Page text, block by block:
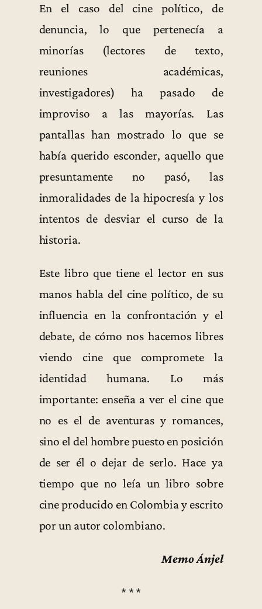
En el caso del cine político, de
denuncia, lo que pertenecía a
minorías (lectores de texto,
reuniones académicas,
investigadores) ha pasado de
improviso a las mayorías. Las
pantallas han mostrado lo que se
había querido esconder, aquello que
presuntamente no pasó, las
inmoralidades de la hipocresía y los
intentos de desviar el curso de la
historia.
Este libro que tiene el lector en sus
manos habla del cine político, de su
influencia en la confrontación y el
debate, de cómo nos hacemos libres
viendo cine que compromete la
identidad humana. Lo más
importante: enseña a ver el cine que
no es el de aventuras y romances,
sino el del hombre puesto en posición
de ser él o dejar de serlo. Hace ya
tiempo que no leía un libro sobre
cine producido en Colombia y escrito
por un autor colombiano.
Memo Ánjel
* * *